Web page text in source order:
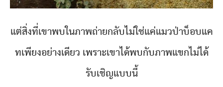
แต่สิ่งที่เขาพบในภาพถ่ายกลับไม่ใช่แค่แมวป่าบ็อบแค
ทเพียงอย่างเดียว เพราะเขาได้พบกับภาพแขกไม่ได้
รับเชิญแบบนี้